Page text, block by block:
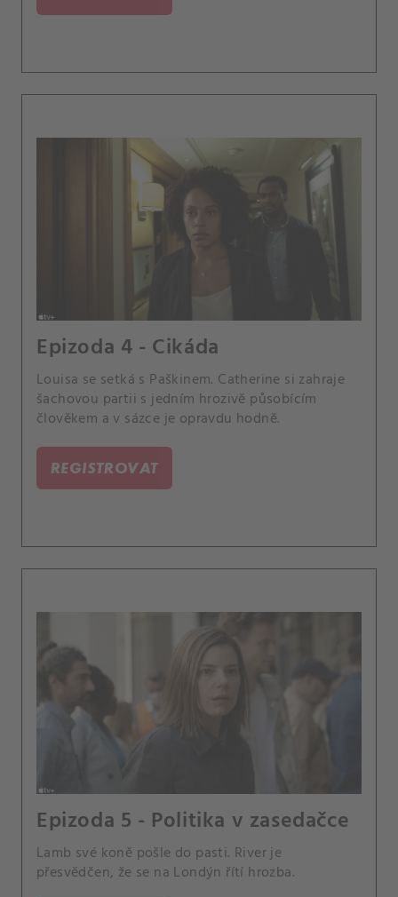
Epizoda 4 - Cikáda
Louisa se setká s Paškinem. Catherine si zahraje
šachovou partii s jedním hrozivě působícím
člověkem a v sázce je opravdu hodně.
REGISTROVAT
Epizoda 5 - Politika v zasedačce
Lamb své koně pošle do pasti. River je
přesvědčen, že se na Londýn řítí hrozba.